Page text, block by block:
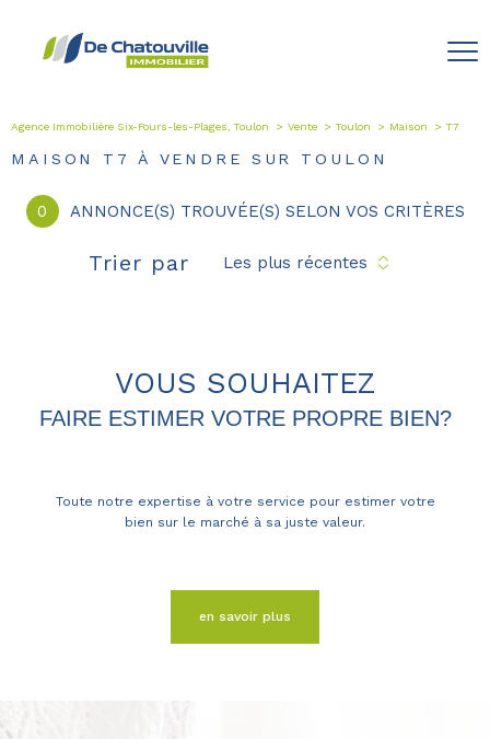
Agence Immobilière Six-Fours-les-Plages, Toulon Vente Toulon Maison T7
MAISON T7 À VENDRE SUR TOULON
0 ANNONCE(S) TROUVÉE(S) SELON VOS CRITÈRES
Trier par Les plus récentes
VOUS SOUHAITEZ
FAIRE ESTIMER VOTRE PROPRE BIEN?
Toute notre expertise à votre service pour estimer votre
bien sur le marché à sa juste valeur.
en savoir plus